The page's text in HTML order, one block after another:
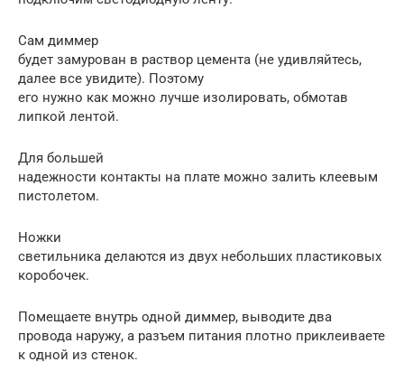
Сам диммер
будет замурован в раствор цемента (не удивляйтесь,
далее все увидите). Поэтому
его нужно как можно лучше изолировать, обмотав
липкой лентой.
Для большей
надежности контакты на плате можно залить клеевым
пистолетом.
Ножки
светильника делаются из двух небольших пластиковых
коробочек.
Помещаете внутрь одной диммер, выводите два
провода наружу, а разъем питания плотно приклеиваете
к одной из стенок.